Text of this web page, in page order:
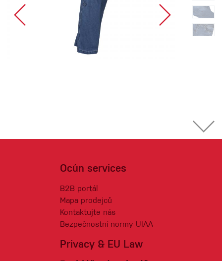
Ocún services
B2B portál
Mapa prodejců
Kontaktujte nás
Bezpečnostní normy UIAA
Privacy & EU Law